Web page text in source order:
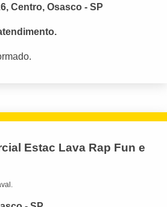
Centro, Osasco - SP
Estac Lava Rap Fun e